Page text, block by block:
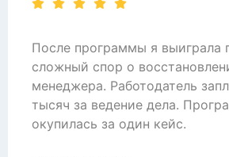
После программы я выиграла
сложный спор о
менеджера. Работодатель
тысяч за ведение дела.
окупилась за один кейс.